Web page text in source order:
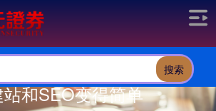
搜索
和SEO变得简单